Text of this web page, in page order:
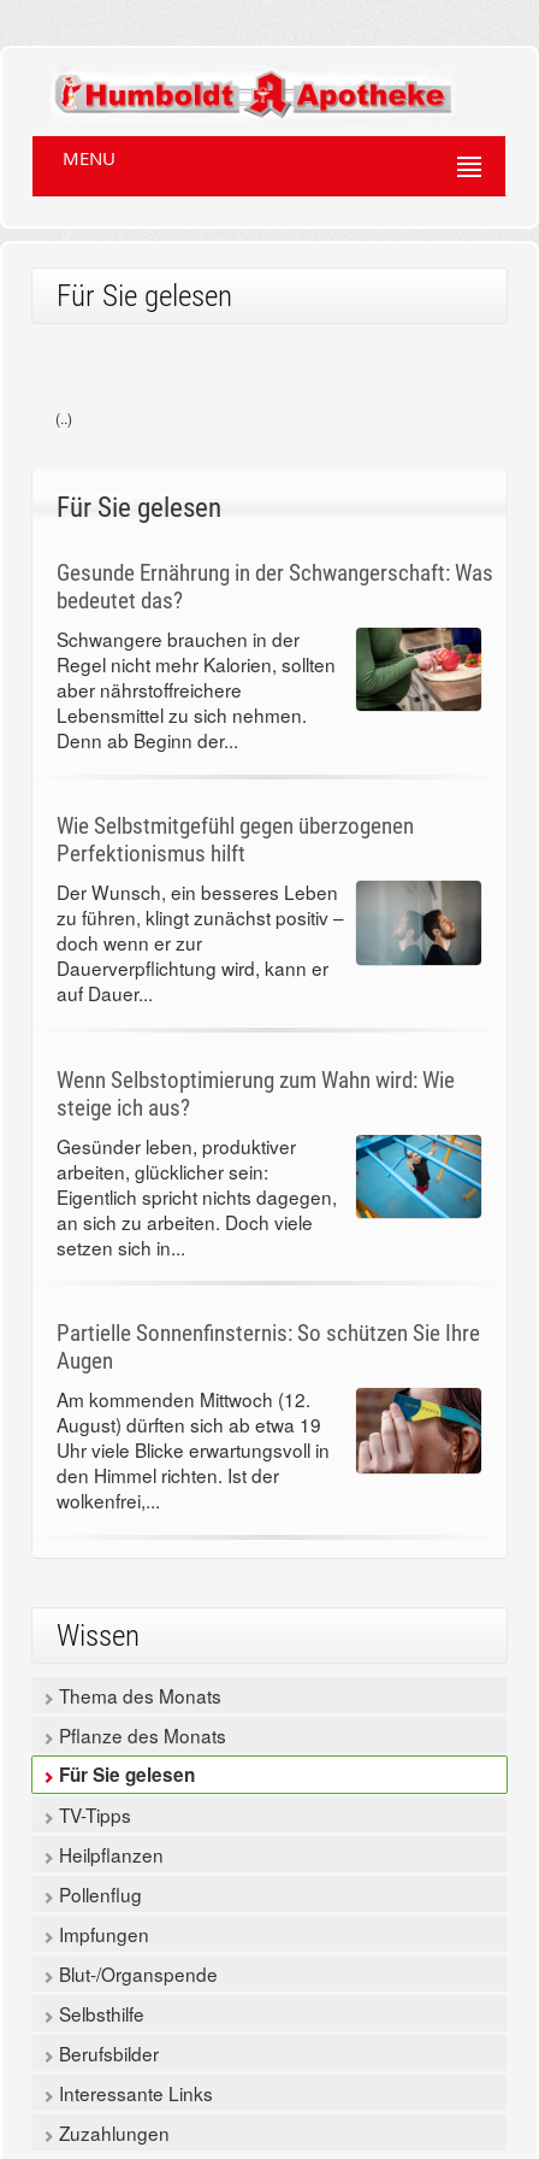
MENU
Für Sie gelesen
(..)
Für Sie gelesen
Gesunde Ernährung in der Schwangerschaft: Was
bedeutet das?
Schwangere brauchen in der
Regel nicht mehr Kalorien, sollten
aber nährstoffreichere
Lebensmittel zu sich nehmen.
Denn ab Beginn der...
Wie Selbstmitgefühl gegen überzogenen
Perfektionismus hilft
Der Wunsch, ein besseres Leben
zu führen, klingt zunächst positiv –
doch wenn er zur
Dauerverpflichtung wird, kann er
auf Dauer...
Wenn Selbstoptimierung zum Wahn wird: Wie
steige ich aus?
Gesünder leben, produktiver
arbeiten, glücklicher sein:
Eigentlich spricht nichts dagegen,
an sich zu arbeiten. Doch viele
setzen sich in...
Partielle Sonnenfinsternis: So schützen Sie Ihre
Augen
Am kommenden Mittwoch (12.
August) dürften sich ab etwa 19
Uhr viele Blicke erwartungsvoll in
den Himmel richten. Ist der
wolkenfrei,...
Wissen
Thema des Monats
Pflanze des Monats
Für Sie gelesen
TV-Tipps
Heilpflanzen
Pollenflug
Impfungen
Blut-/Organspende
Selbsthilfe
Berufsbilder
Interessante Links
Zuzahlungen